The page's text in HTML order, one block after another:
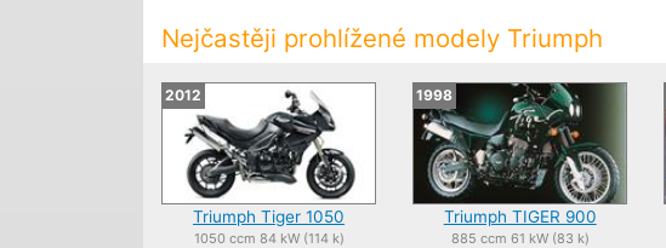
Nejčastěji prohlížené modely Triumph
2012
Triumph Tiger 1050
1050 ccm 84 kW (114 k)
1998
Triumph TIGER 900
885 ccm 61 kW (83 k)